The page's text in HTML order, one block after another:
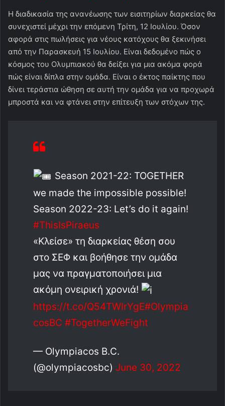
Η διαδικασία της ανανέωσης των εισιτηρίων διαρκείας θα
συνεχιστεί μέχρι την επόμενη Τρίτη, 12 Ιουλίου. Όσον
αφορά στις πωλήσεις για νέους κατόχους θα ξεκινήσει
από την Παρασκευή 15 Ιουλίου. Είναι δεδομένο πώς ο
κόσμος του Ολυμπιακού θα δείξει για μια ακόμα φορά
πώς είναι δίπλα στην ομάδα. Είναι ο έκτος παίκτης που
δίνει τεράστια ώθηση σε αυτή την ομάδα για να προχωρά
μπροστά και να φτάνει στην επίτευξη των στόχων της.
Season 2021-22: TOGETHER
we made the impossible possible!
Season 2022-23: Let’s do it again!
#ThisΙsPiraeus
«Κλείσε» τη διαρκείας θέση σου
στο ΣΕΦ και βοήθησε την ομάδα
μας να πραγματοποιήσει μια
ακόμη ονειρική χρονιά!
https://t.co/Q54TWIrYgE#Olympia
cosBC #TogetherWeFight
— Olympiacos B.C.
(@olympiacosbc) June 30, 2022